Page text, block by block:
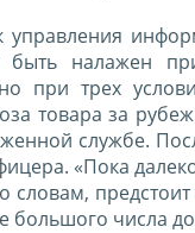
быть налажен
при трех
товара за
службе.
«Пока
большого числа